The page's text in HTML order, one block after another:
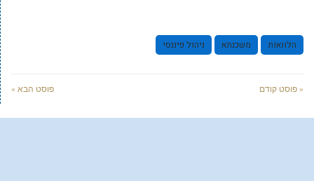
הלוואות משכנתא ניהול פיננסי
« פוסט קודם פוסט הבא »